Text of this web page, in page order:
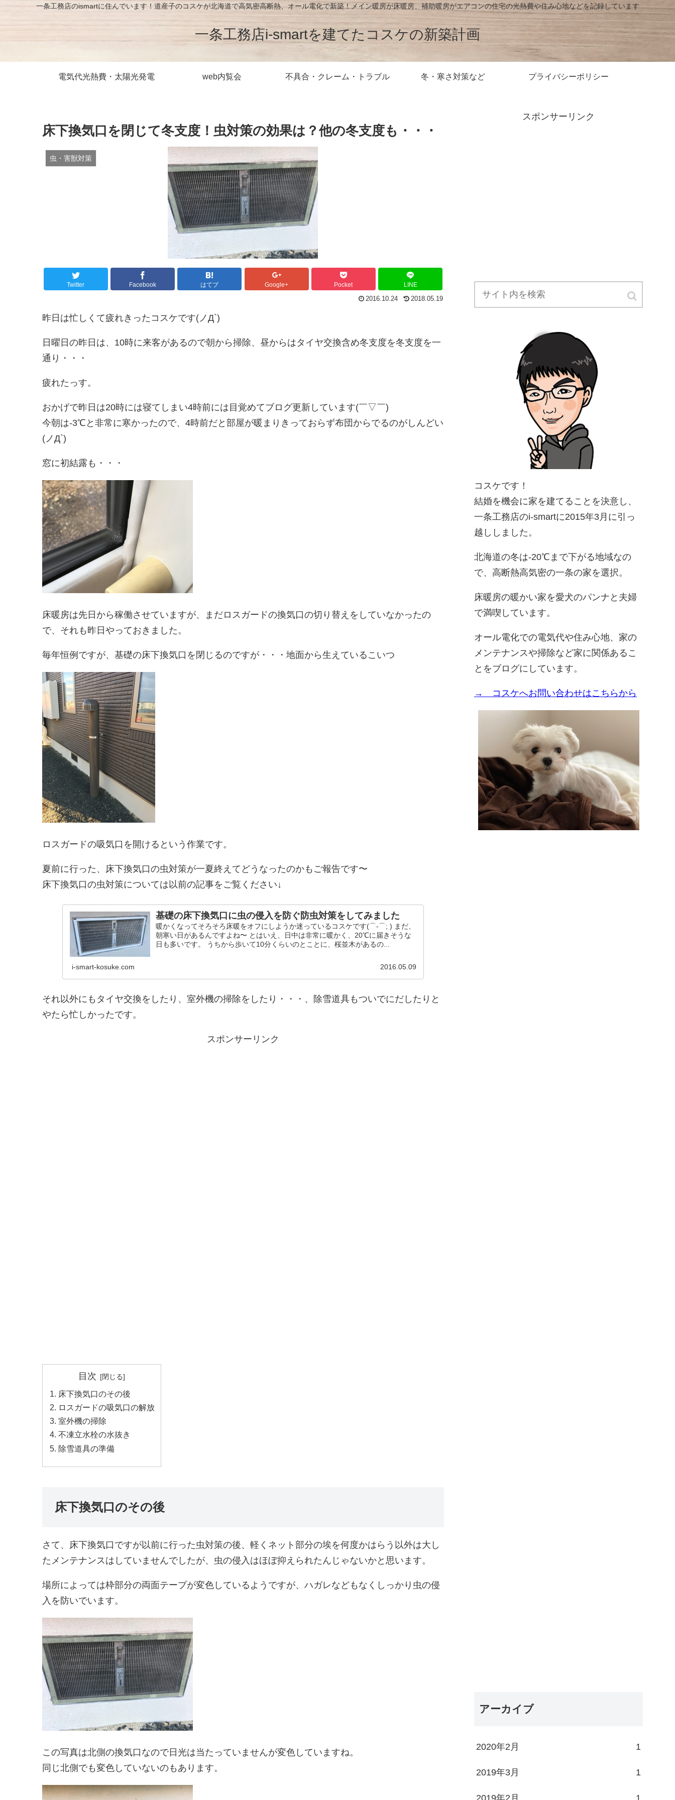
一条工務店のismartに住んでいます！道産子のコスケが北海道で高気密高断熱、オール電化で新築！メイン暖房が床暖房、補助暖房がエアコンの住宅の光熱費や住み心地などを記録しています
一条工務店i-smartを建てたコスケの新築計画
電気代光熱費・太陽光発電 web内覧会 不具合・クレーム・トラブル 冬・寒さ対策など プライバシーポリシー
床下換気口を閉じて冬支度！虫対策の効果は？他の冬支度も・・・
虫・害獣対策
Twitter Facebook はてブ Google+ Pocket LINE
2016.10.24 2018.05.19
昨日は忙しくて疲れきったコスケです(ノД`)
日曜日の昨日は、10時に来客があるので朝から掃除、昼からはタイヤ交換含め冬支度を冬支度を一
通り・・・
疲れたっす。
おかげで昨日は20時には寝てしまい4時前には目覚めてブログ更新しています(￣▽￣)
今朝は-3℃と非常に寒かったので、4時前だと部屋が暖まりきっておらず布団からでるのがしんどい
(ノД`)
窓に初結露も・・・
床暖房は先日から稼働させていますが、まだロスガードの換気口の切り替えをしていなかったの
で、それも昨日やっておきました。
毎年恒例ですが、基礎の床下換気口を閉じるのですが・・・地面から生えているこいつ
ロスガードの吸気口を開けるという作業です。
夏前に行った、床下換気口の虫対策が一夏終えてどうなったのかもご報告です〜
床下換気口の虫対策については以前の記事をご覧ください↓
基礎の床下換気口に虫の侵入を防ぐ防虫対策をしてみました
暖かくなってそろそろ床暖をオフにしようか迷っているコスケです(⌒-⌒; ) まだ、
朝寒い日があるんですよね〜 とはいえ、日中は非常に暖かく、20℃に届きそうな
日も多いです。 うちから歩いて10分くらいのとことに、桜並木があるの...
i-smart-kosuke.com 2016.05.09
それ以外にもタイヤ交換をしたり、室外機の掃除をしたり・・・、除雪道具もついでにだしたりと
やたら忙しかったです。
スポンサーリンク
目次
床下換気口のその後
ロスガードの吸気口の解放
室外機の掃除
不凍立水栓の水抜き
除雪道具の準備
床下換気口のその後
さて、床下換気口ですが以前に行った虫対策の後、軽くネット部分の埃を何度かはらう以外は大し
たメンテナンスはしていませんでしたが、虫の侵入はほぼ抑えられたんじゃないかと思います。
場所によっては枠部分の両面テープが変色しているようですが、ハガレなどもなくしっかり虫の侵
入を防いでいます。
この写真は北側の換気口なので日光は当たっていませんが変色していますね。
同じ北側でも変色していないのもあります。
スポンサーリンク
コスケです！
結婚を機会に家を建てることを決意し、
一条工務店のi-smartに2015年3月に引っ
越ししました。
北海道の冬は-20℃まで下がる地域なの
で、高断熱高気密の一条の家を選択。
床暖房の暖かい家を愛犬のパンナと夫婦
で満喫しています。
オール電化での電気代や住み心地、家の
メンテナンスや掃除など家に関係あるこ
とをブログにしています。
→ コスケへお問い合わせはこちらから
アーカイブ
2020年2月 1
2019年3月 1